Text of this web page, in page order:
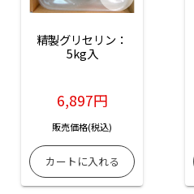
精製グリセリン：
5kg入
6,897円
販売価格(税込)